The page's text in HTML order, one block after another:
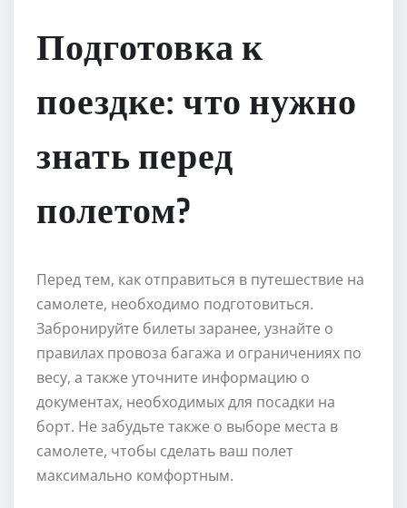
Подготовка к
поездке: что нужно
знать перед
полетом?
Перед тем, как отправиться в путешествие на
самолете, необходимо подготовиться.
Забронируйте билеты заранее, узнайте о
правилах провоза багажа и ограничениях по
весу, а также уточните информацию о
документах, необходимых для посадки на
борт. Не забудьте также о выборе места в
самолете, чтобы сделать ваш полет
максимально комфортным.